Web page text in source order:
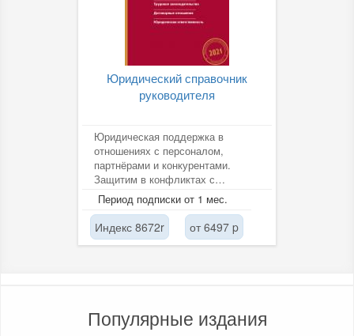
Юридический справочник
руководителя
Юридическая поддержка в
отношениях с персоналом,
партнёрами и конкурентами.
Защитим в конфликтах с
госорганами! Вы избежите
налоговых рисков. Сможете...
Период подписки от 1 мес.
Индекс 8672r от 6497 p
Популярные издания